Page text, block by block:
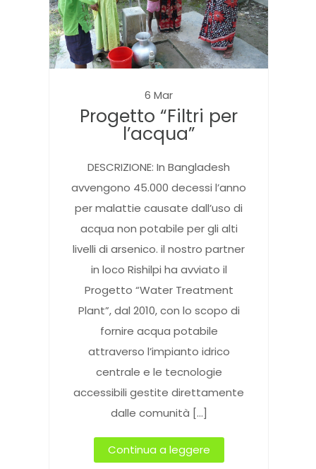
6 Mar
Progetto “Filtri per
l’acqua”
DESCRIZIONE: In Bangladesh
avvengono 45.000 decessi l’anno
per malattie causate dall’uso di
acqua non potabile per gli alti
livelli di arsenico. il nostro partner
in loco Rishilpi ha avviato il
Progetto “Water Treatment
Plant”, dal 2010, con lo scopo di
fornire acqua potabile
attraverso l’impianto idrico
centrale e le tecnologie
accessibili gestite direttamente
dalle comunità […]
Continua a leggere